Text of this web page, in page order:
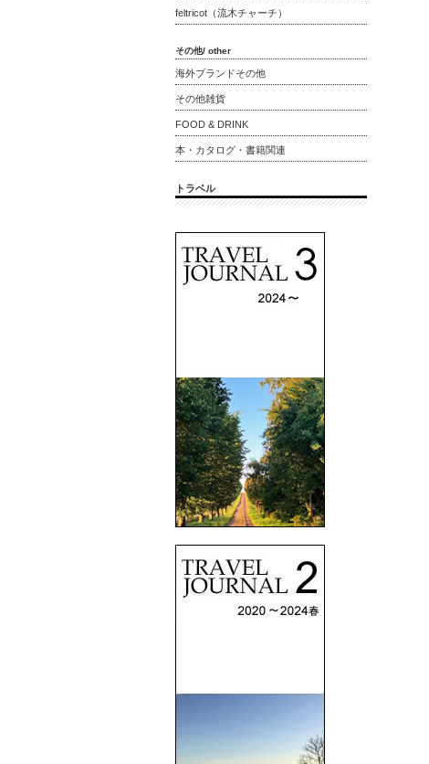
feltricot（流木チャーチ）
その他/ other
海外ブランドその他
その他雑貨
FOOD & DRINK
本・カタログ・書籍関連
トラベル